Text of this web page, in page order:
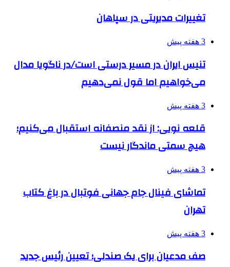
تغییرات مدیریتی در سپاهان
3 هفته پیش
تنیس ایران در مسیر درستی است/در ناگویا مدال
می‌خواهیم اما قول نمی‌دهیم
3 هفته پیش
قلعه نویی: از نقد منصفانه استقبال می‌کنیم؛
هیچ سمتی ماندگار نیست
3 هفته پیش
تماشای فینال جام جهانی فوتبال در باغ کتاب
تهران
3 هفته پیش
صف مدعیان برای یک صندلی؛ تعیین رئیس جدید